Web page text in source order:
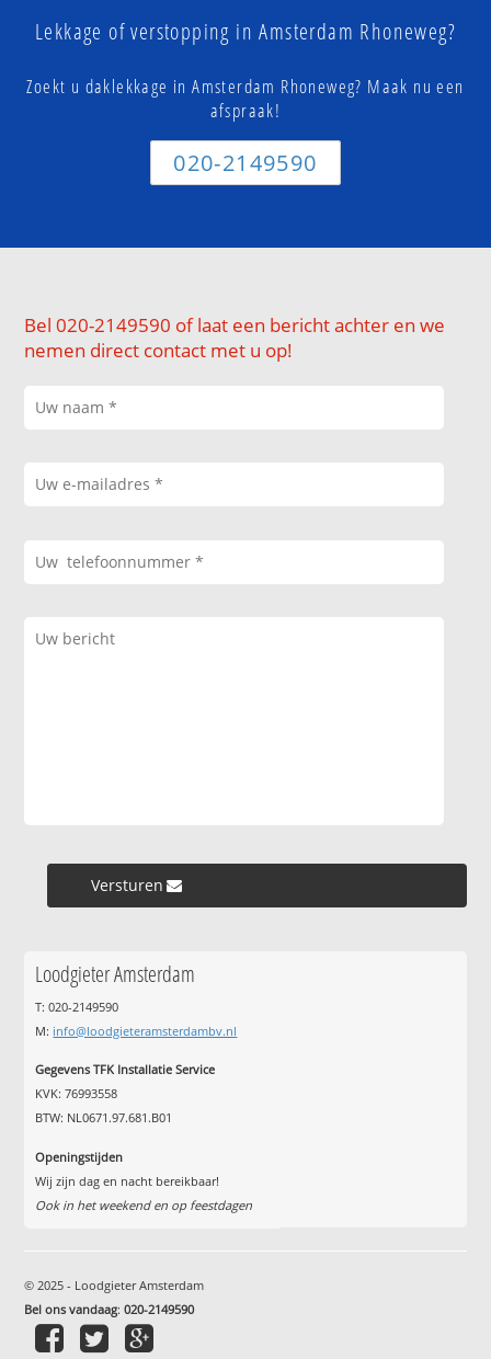
Lekkage of verstopping in Amsterdam Rhoneweg?
Zoekt u daklekkage in Amsterdam Rhoneweg? Maak nu een
afspraak!
020-2149590
Bel 020-2149590 of laat een bericht achter en we
nemen direct contact met u op!
Versturen »
Loodgieter Amsterdam
T: 020-2149590
M: info@loodgieteramsterdambv.nl
Gegevens TFK Installatie Service
KVK: 76993558
BTW: NL0671.97.681.B01
Openingstijden
Wij zijn dag en nacht bereikbaar!
Ook in het weekend en op feestdagen
© 2025 - Loodgieter Amsterdam
Bel ons vandaag:020-2149590